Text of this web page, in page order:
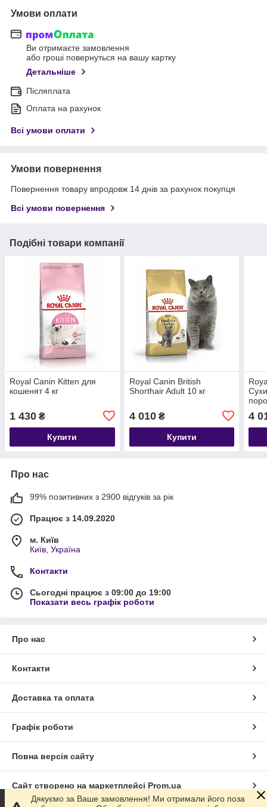
Умови оплати
Ви отримаєте замовлення
або гроші повернуться на вашу картку
Детальніше
Післяплата
Оплата на рахунок
Всі умови оплати
Умови повернення
Повернення товару впродовж 14 днів за рахунок покупця
Всі умови повернення
Подібні товари компанії
Royal Canin Kitten для
кошенят 4 кг
1 430 ₴
Купити
Royal Canin British
Shorthair Adult 10 кг
4 010₴
Купити
4
Про нас
99% позитивних з 2900 відгуків за рік
Працює з 14.09.2020
м. Київ
Київ, Україна
Контакти
Сьогодні працює з 09:00 до 19:00
Показати весь графік роботи
Про нас
Контакти
Доставка та оплата
Графік роботи
Повна версія сайту
Сайт створено на маркетплейсі Prom.ua
Дякуємо за Ваше замовлення! Ми отримали його поза